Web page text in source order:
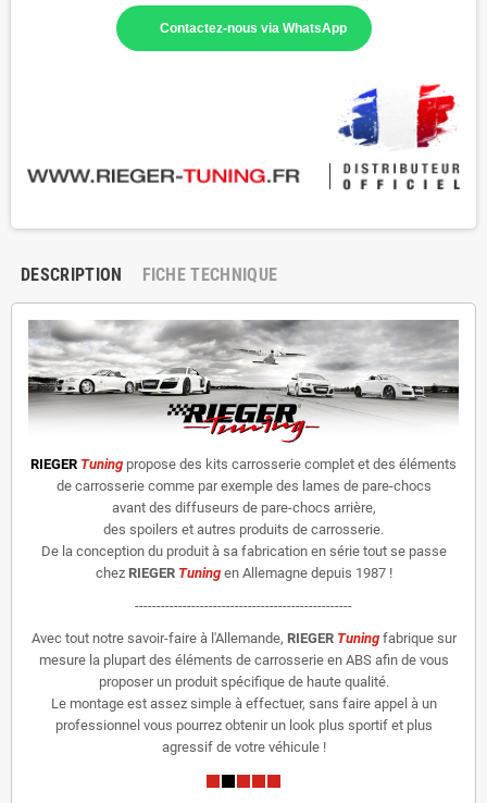
Contactez-nous via WhatsApp
DESCRIPTION FICHE TECHNIQUE
RIEGER Tuning propose des kits carrosserie complet et des éléments
de carrosserie comme par exemple des lames de pare-chocs
avant des diffuseurs de pare-chocs arrière,
des spoilers et autres produits de carrosserie.
De la conception du produit à sa fabrication en série tout se passe
chez RIEGER Tuningen Allemagne depuis 1987 !
--------------------------------------------------
Avec tout notre savoir-faire à l'Allemande, RIEGER Tuning fabrique sur
mesure la plupart des éléments de carrosserie en ABS afin de vous
proposer un produit spécifique de haute qualité.
Le montage est assez simple à effectuer, sans faire appel à un
professionnel vous pourrez obtenir un look plus sportif et plus
agressif de votre véhicule !